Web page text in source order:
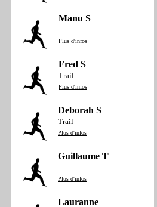
Manu S
Plus d'infos
Fred S
Trail
Plus d'infos
Deborah S
Trail
Plus d'infos
Guillaume T
Plus d'infos
Lauranne